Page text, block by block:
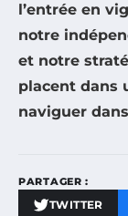
l’entrée en
notre
et notre
placent dans
naviguer
PARTAGER :
TWITTER